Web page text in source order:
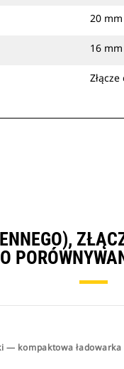
20 mm
16 mm
— kompaktowa ładowarka